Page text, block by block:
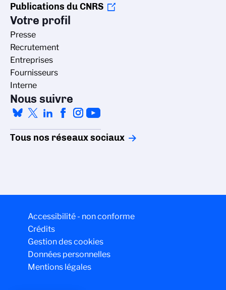
Publications du CNRS
Votre profil
Presse
Recrutement
Entreprises
Fournisseurs
Interne
Nous suivre
Tous nos réseaux sociaux
Accessibilité - non conforme
Crédits
Gestion des cookies
Données personnelles
Mentions légales